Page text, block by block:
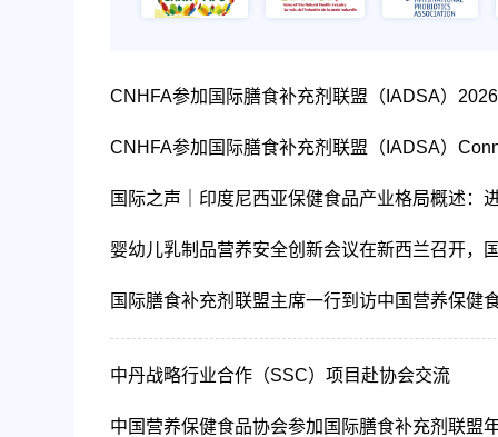
CNHFA参加国际膳食补充剂联盟（IADSA）
CNHFA参加国际膳食补充剂联盟（IADSA）
国际之声｜印度尼西亚保健食品产业格局概述：
婴幼儿乳制品营养安全创新会议在新西兰召开，
国际膳食补充剂联盟主席一行到访中国营养保健
中丹战略行业合作（SSC）项目赴协会交流
中国营养保健食品协会参加国际膳食补充剂联盟